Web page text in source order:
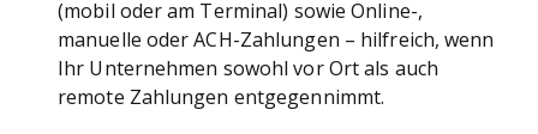
(mobil oder am Terminal) sowie Online-,
manuelle oder ACH-Zahlungen – hilfreich, wenn
Ihr Unternehmen sowohl vor Ort als auch
remote Zahlungen entgegennimmt.